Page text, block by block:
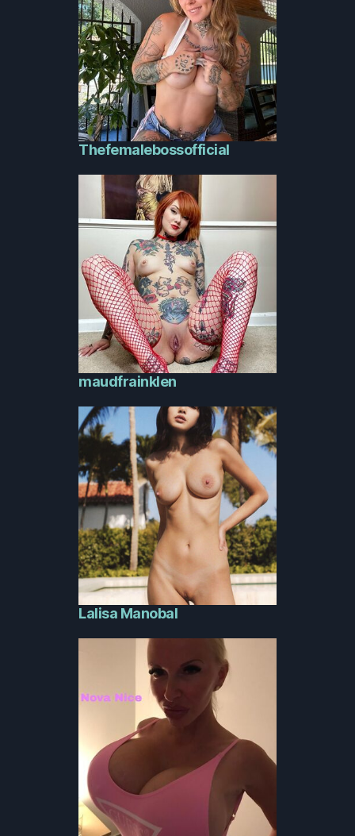
Thefemalebossofficial
maudfrainklen
Lalisa Manobal